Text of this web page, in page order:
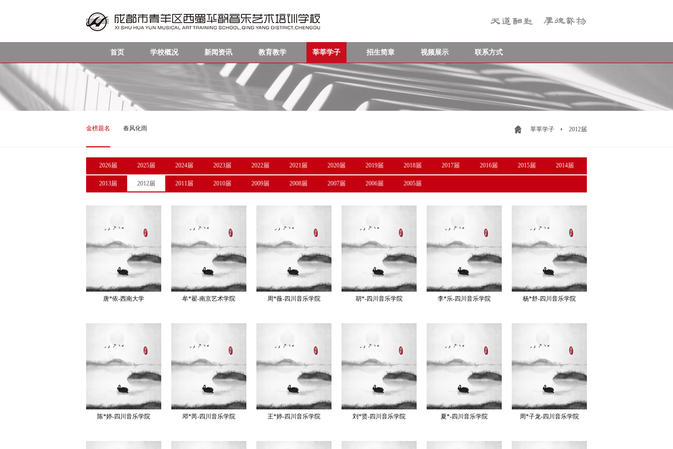
首页 学校概况 新闻资讯 教育教学 莘莘学子 招生简章 视频展示 联系方式
金榜题名 春风化雨 莘莘学子 2012届
2026届 2025届 2024届 2023届 2022届 2021届 2020届 2019届 2018届 2017届 2016届 2015届 2014届
2013届 2012届 2011届 2010届 2009届 2008届 2007届 2006届 2005届
唐*依-西南大学 牟*翟-南京艺术学院 周*薇-四川音乐学院 胡*-四川音乐学院 李*乐-四川音乐学院 杨*舒-四川音乐学院
陈*婷-四川音乐学院 邓*芮-四川音乐学院 王*婷-四川音乐学院 刘*贤-四川音乐学院 夏*-四川音乐学院 周*子龙-四川音乐学院